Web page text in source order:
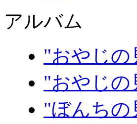
アルバム
"おやじの
"おやじの
"ぼんちの